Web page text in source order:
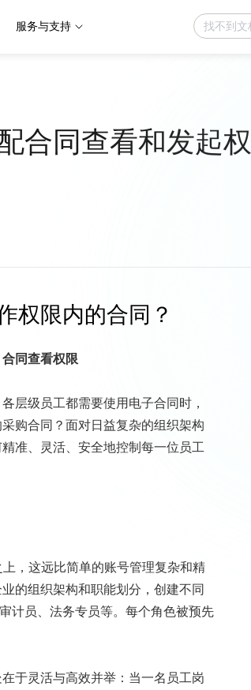
服务与支持
合同查看和发起权
权限内的合同？
同查看权限
层级员工都需要使用电子合同时，
购合同？面对日益复杂的组织架构
准、灵活、安全地控制每一位员工
，这远比简单的账号管理复杂和精
的组织架构和职能划分，创建不同
计员、法务专员等。每个角色被预先
于灵活与高效并举：当一名员工岗